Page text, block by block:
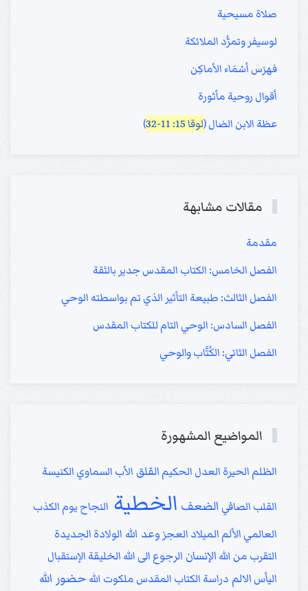
صلاة مسيحية
لوسيفر وتمرُّد الملائكة
فهرَس أسْمَاء الأماكِن
أقوال روحية مأثورة
عظة الابن الضال (لوقا 15: 11-32 )
مقالات مشابهة
مقدمة
الفصل الخامس: الكتاب المقدس جدير بالثقة
الفصل الثالث: طبيعة التأثير الذي تم بواسطته الوحي
الفصل السادس: الوحي التام للكتاب المقدس
الفصل الثاني: الكُتَّاب والوحي
المواضيع المشهورة
الظلم الحيرة العدل الحكيم القلق الأب السماوي الكنيسة
القلب الصافي الضعف الخطية النجاح يوم الكذب
العالمي الألم الميلاد العجز وعد الله الولادة الجديدة
التقرب من الله الإنسان الرجوع الى الله الخليقة الإستقبال
اليأس الالم دراسة الكتاب المقدس ملكوت الله حضور الله